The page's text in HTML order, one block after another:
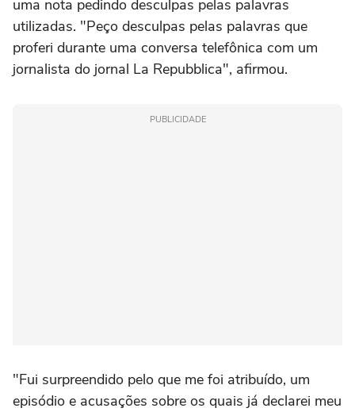
uma nota pedindo desculpas pelas palavras
utilizadas. "Peço desculpas pelas palavras que
proferi durante uma conversa telefônica com um
jornalista do jornal La Repubblica", afirmou.
PUBLICIDADE
"Fui surpreendido pelo que me foi atribuído, um
episódio e acusações sobre os quais já declarei meu